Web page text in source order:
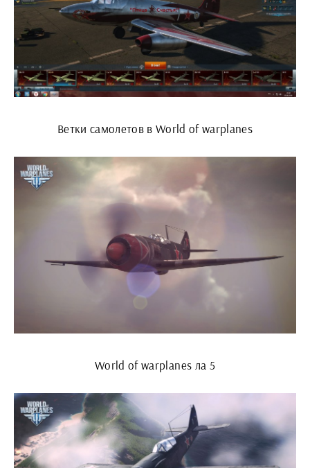
Ветки самолетов в World of warplanes
World of warplanes ла 5